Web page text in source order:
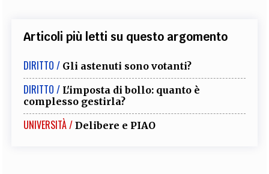
Articoli più letti su questo argomento
DIRITTO / Gli astenuti sono votanti?
DIRITTO / L'imposta di bollo: quanto è
complesso gestirla?
UNIVERSITÀ / Delibere e PIAO